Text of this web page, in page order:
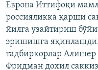
Европа Иттифоқи
россияликка қарши
йилга узайтириш
эришишга яқинлашди.
тадбиркорлар
Фридман дохил